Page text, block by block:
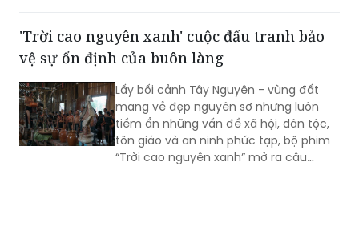
đất nước. Đó còn là khát vọng hòa
bình, lòng biết ơn đối với những người
quốc.
'Trời cao nguyên xanh' cuộc đấu tranh bảo
vệ sự ổn định của buôn làng
Lấy bối cảnh Tây Nguyên - vùng đất
mang vẻ đẹp nguyên sơ nhưng luôn
tiềm ẩn những vấn đề xã hội, dân tộc,
tôn giáo và an ninh phức tạp, bộ phim
“Trời cao nguyên xanh” mở ra câu